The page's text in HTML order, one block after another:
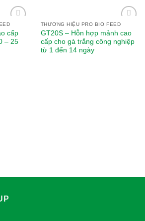
Add to
wishlist
cấp
– 25
wishlist
THƯƠNG HIỆU PRO BIO FEED
GT20S – Hỗn hợp mảnh cao
cấp cho gà trắng công nghiệp
từ 1 đến 14 ngày